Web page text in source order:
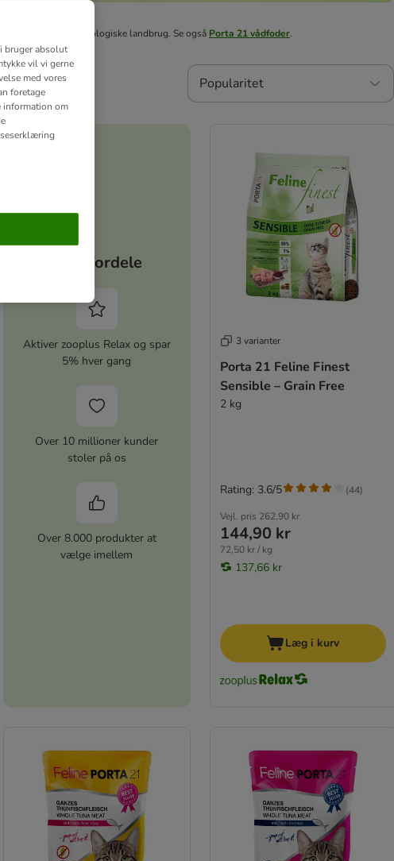
stammer fra økologiske landbrug. Se også Porta 21 vådfoder.
Popularitet
Dine fordele
Aktiver zooplus Relax og spar
5% hver gang
Over 10 millioner kunder
stoler på os
Over 8.000 produkter at
vælge imellem
3 varianter
Porta 21 Feline Finest
Sensible – Grain Free
2 kg
Vejl. pris 262,90 kr
144,90 kr
72,50 kr / kg
137,66 kr
Rating: 3.6/5 (44)
Læg i kurv
bruger absolut
vil vi gerne
med vores
foretage
information om